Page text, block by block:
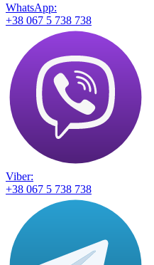
WhatsApp:
+38 067 5 738 738
Viber:
+38 067 5 738 738